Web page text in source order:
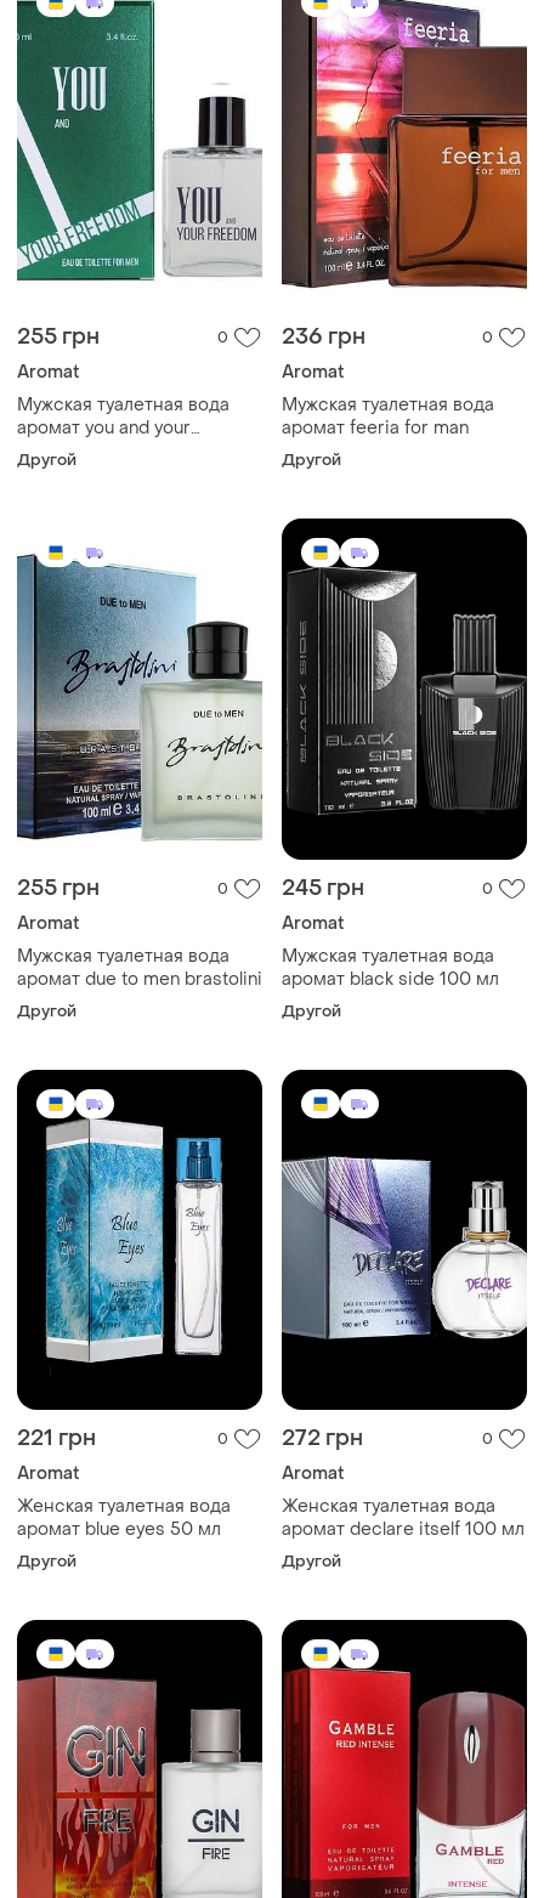
255 грн 0
Aromat
Мужская туалетная вода
аромат you and your
freedom
Другой
236 грн 0
Aromat
Мужская туалетная вода
аромат feeria for man
Другой
255 грн 0
Aromat
Мужская туалетная вода
аромат due to men brastolini
Другой
245 грн 0
Aromat
Мужская туалетная вода
аромат black side 100 мл
Другой
221 грн 0
Aromat
Женская туалетная вода
аромат blue eyes 50 мл
Другой
272 грн 0
Aromat
Женская туалетная вода
аромат declare itself 100 мл
Другой